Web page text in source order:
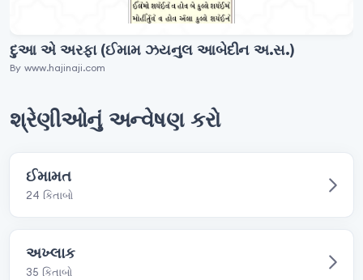
દુઆ એ અરફા (ઈમામ ઝયનુલ આબેદીન અ.સ.)
By www.hajinaji.com
શ્રેણીઓનું અન્વેષણ કરો
ઈમામત
24 કિતાબો
અખ્લાક
35 કિતાબો